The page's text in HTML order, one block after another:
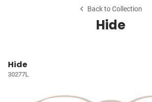
Back to Collection
Hide
Hide
30277L